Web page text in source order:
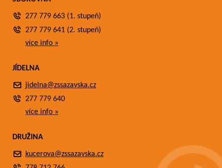
277 779 663 (1. stupeň)
277 779 641 (2. stupeň)
více info »
JÍDELNA
jidelna@zssazavska.cz
277 779 640
více info »
DRUŽINA
kucerova@zssazavska.cz